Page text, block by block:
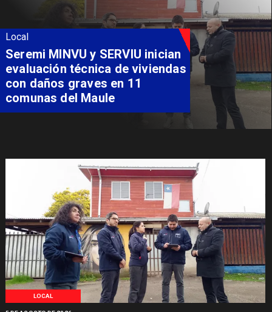
LOCAL
Local
Fondo Orasmi entrega apoyo a
familia de Romeral para
costear alimentación
especializada de niño con
Síndrome de Intestino Corto